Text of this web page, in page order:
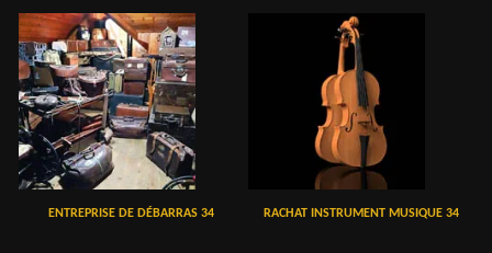
ENTREPRISE DE DÉBARRAS 34 RACHAT INSTRUMENT MUSIQUE 34